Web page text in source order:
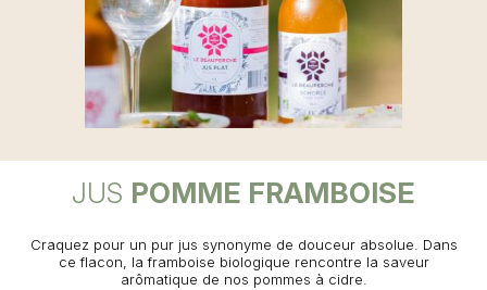
JUS POMME FRAMBOISE
Craquez pour un pur jus synonyme de douceur absolue. Dans
ce flacon, la framboise biologique rencontre la saveur
arômatique de nos pommes à cidre.